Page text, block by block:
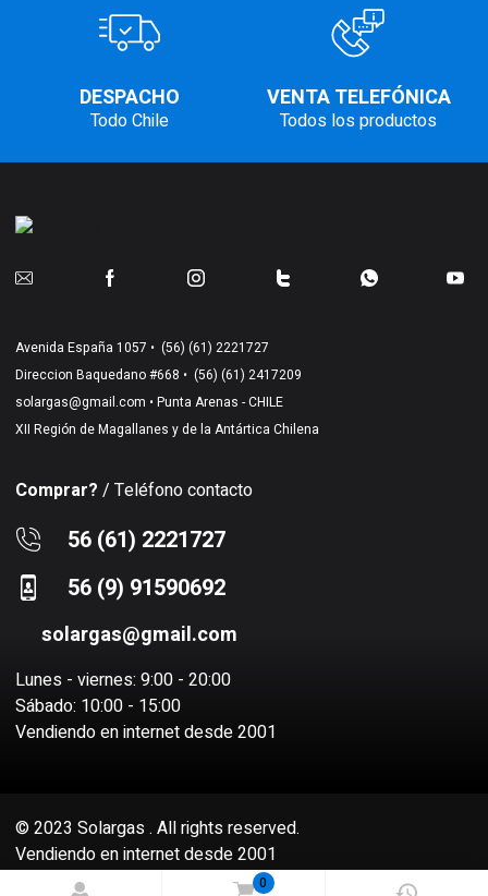
0
DESPACHO
Todo Chile
VENTA TELEFÓNICA
Todos los productos
Avenida España 1057 • (56) (61) 2221727
Direccion Baquedano #668 • (56) (61) 2417209
solargas@gmail.com • Punta Arenas - CHILE
XII Región de Magallanes y de la Antártica Chilena
Comprar? / Teléfono contacto
56 (61) 2221727
56 (9) 91590692
solargas@gmail.com
Lunes - viernes: 9:00 - 20:00
Sábado: 10:00 - 15:00
Vendiendo en internet desde 2001
© 2023 Solargas . All rights reserved.
Vendiendo en internet desde 2001
Sitio desarrollado por
Socio Virtual SPA